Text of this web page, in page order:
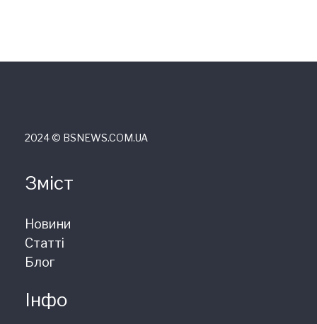
2024 © ВSNEWS.COM.UA
Зміст
Новини
Статті
Блог
Інфо